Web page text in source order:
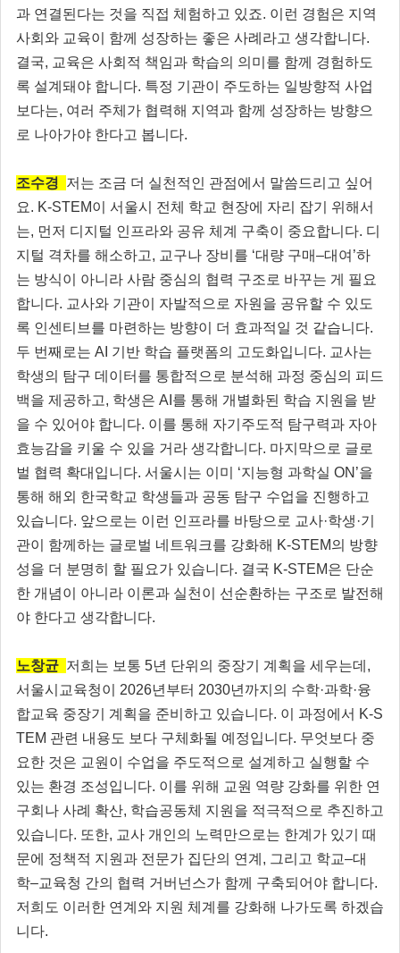
과 연결된다는 것을 직접 체험하고 있죠. 이런 경험은 지역
사회와 교육이 함께 성장하는 좋은 사례라고 생각합니다.
결국, 교육은 사회적 책임과 학습의 의미를 함께 경험하도
록 설계돼야 합니다. 특정 기관이 주도하는 일방향적 사업
보다는, 여러 주체가 협력해 지역과 함께 성장하는 방향으
로 나아가야 한다고 봅니다.
조수경 저는 조금 더 실천적인 관점에서 말씀드리고 싶어
요. K-STEM이 서울시 전체 학교 현장에 자리 잡기 위해서
는, 먼저 디지털 인프라와 공유 체계 구축이 중요합니다. 디
지털 격차를 해소하고, 교구나 장비를 ‘대량 구매–대여’하
는 방식이 아니라 사람 중심의 협력 구조로 바꾸는 게 필요
합니다. 교사와 기관이 자발적으로 자원을 공유할 수 있도
록 인센티브를 마련하는 방향이 더 효과적일 것 같습니다.
두 번째로는 AI 기반 학습 플랫폼의 고도화입니다. 교사는
학생의 탐구 데이터를 통합적으로 분석해 과정 중심의 피드
백을 제공하고, 학생은 AI를 통해 개별화된 학습 지원을 받
을 수 있어야 합니다. 이를 통해 자기주도적 탐구력과 자아
효능감을 키울 수 있을 거라 생각합니다. 마지막으로 글로
벌 협력 확대입니다. 서울시는 이미 ‘지능형 과학실 ON’을
통해 해외 한국학교 학생들과 공동 탐구 수업을 진행하고
있습니다. 앞으로는 이런 인프라를 바탕으로 교사·학생·기
관이 함께하는 글로벌 네트워크를 강화해 K-STEM의 방향
성을 더 분명히 할 필요가 있습니다. 결국 K-STEM은 단순
한 개념이 아니라 이론과 실천이 선순환하는 구조로 발전해
야 한다고 생각합니다.
노창균 저희는 보통 5년 단위의 중장기 계획을 세우는데,
서울시교육청이 2026년부터 2030년까지의 수학·과학·융
합교육 중장기 계획을 준비하고 있습니다. 이 과정에서 K-S
TEM 관련 내용도 보다 구체화될 예정입니다. 무엇보다 중
요한 것은 교원이 수업을 주도적으로 설계하고 실행할 수
있는 환경 조성입니다. 이를 위해 교원 역량 강화를 위한 연
구회나 사례 확산, 학습공동체 지원을 적극적으로 추진하고
있습니다. 또한, 교사 개인의 노력만으로는 한계가 있기 때
문에 정책적 지원과 전문가 집단의 연계, 그리고 학교–대
학–교육청 간의 협력 거버넌스가 함께 구축되어야 합니다.
저희도 이러한 연계와 지원 체계를 강화해 나가도록 하겠습
니다.